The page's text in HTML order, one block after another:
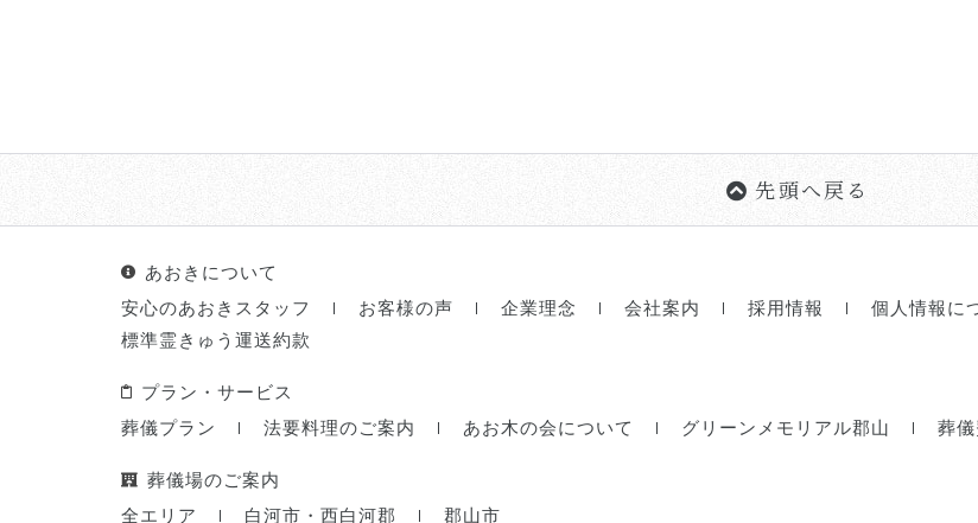
先頭へ戻る
あおきについて
安心のあおきスタッフ
お客様の声 企業理念 会社案内 採用情報 個人情報に
標準霊きゅう運送約款
プラン・サービス
葬儀プラン
法要料理のご案内 あお木の会について グリーンメモリアル郡山 葬
葬儀場のご案内
全エリア
白河市・西白河郡 郡山市